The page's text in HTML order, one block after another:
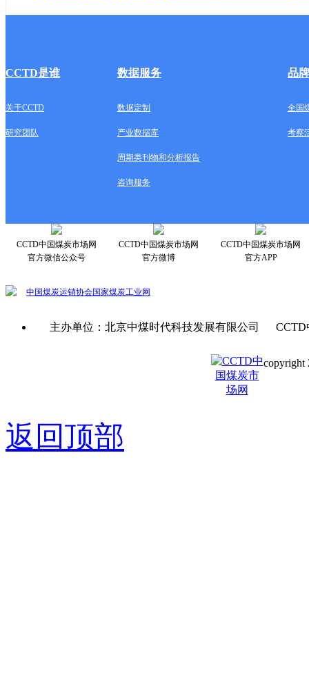
CCTD是谁 数据服务 品
关于CCTD 数据定制 全国
研究团队 产业数据库 考察
周期类刊物和分析报告
咨询服务
CCTD中国煤炭市场网
官方微信公众号
CCTD中国煤炭市场网
官方微博
CCTD中国煤炭市场网
官方APP
中国煤炭运销协会国家煤炭工业网
主办单位：北京中煤时代科技发展有限公司
copyright
返回顶部